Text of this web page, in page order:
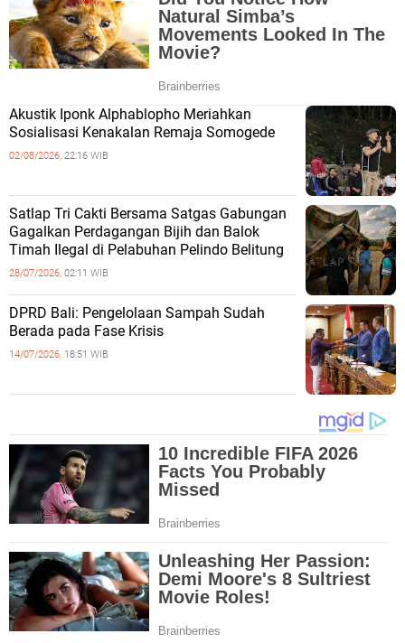
Akustik Iponk Alphablopho Meriahkan
Sosialisasi Kenakalan Remaja Somogede
02/08/2026, 22:16 WIB
Satlap Tri Cakti Bersama Satgas Gabungan
Gagalkan Perdagangan Bijih dan Balok
Timah Ilegal di Pelabuhan Pelindo Belitung
28/07/2026, 02:11 WIB
DPRD Bali: Pengelolaan Sampah Sudah
Berada pada Fase Krisis
14/07/2026, 18:51 WIB